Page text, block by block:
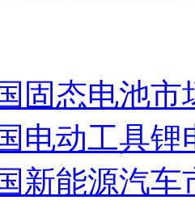
固态电池
电动工具
新能源汽